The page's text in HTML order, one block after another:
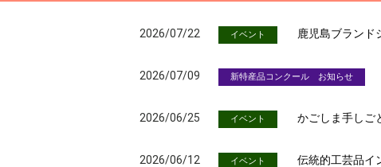
2026/07/22 イベント 鹿児島ブランド
2026/07/09 新特産品コンクール お知らせ
2026/06/25 イベント かごしま手しご
2026/06/12 イベント
伝統的工芸品イ